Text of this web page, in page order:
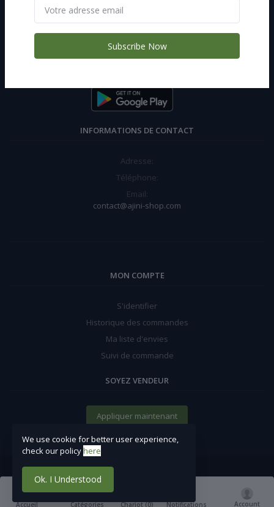
Souscrire
INFORMATIONS DE CONTACT
Adresse:
Téléphone:
Email:
contact@ajini-shop.com
MON COMPTE
S'identifier
Historique des commandes
Ma liste d'envies
Suivi de commande
SOYEZ VENDEUR
Appliquer maintenant
Accueil Catégories Chariot (0) Notifications Account
We use cookie for better user experience,
check our policyhere
Ok. I Understood
Subscribe Now